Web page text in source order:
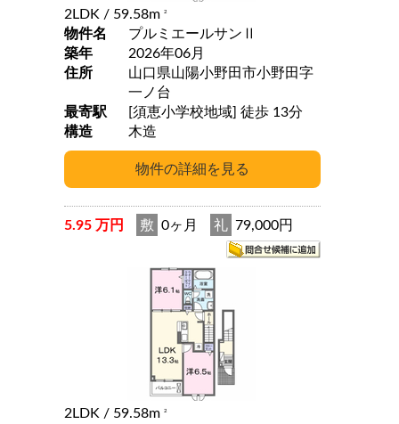
2LDK / 59.58m 2
物件名
プルミエールサンⅡ
築年
2026年06月
住所
山口県山陽小野田市小野田字
一ノ台
最寄駅
[須恵小学校地域] 徒歩 13分
構造
木造
5.95 万円 敷 0ヶ月 礼 79,000円
2LDK / 59.58m 2